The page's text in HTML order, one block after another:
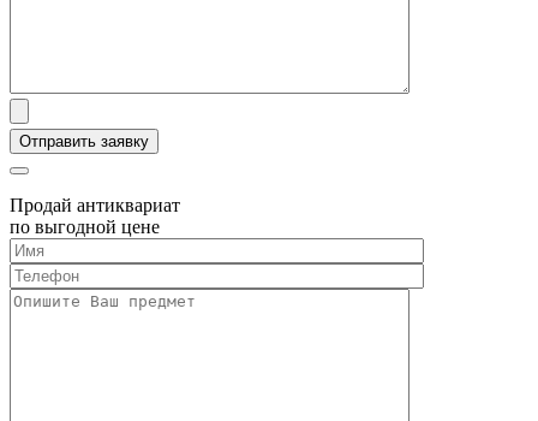
Продай антиквариат
по выгодной цене